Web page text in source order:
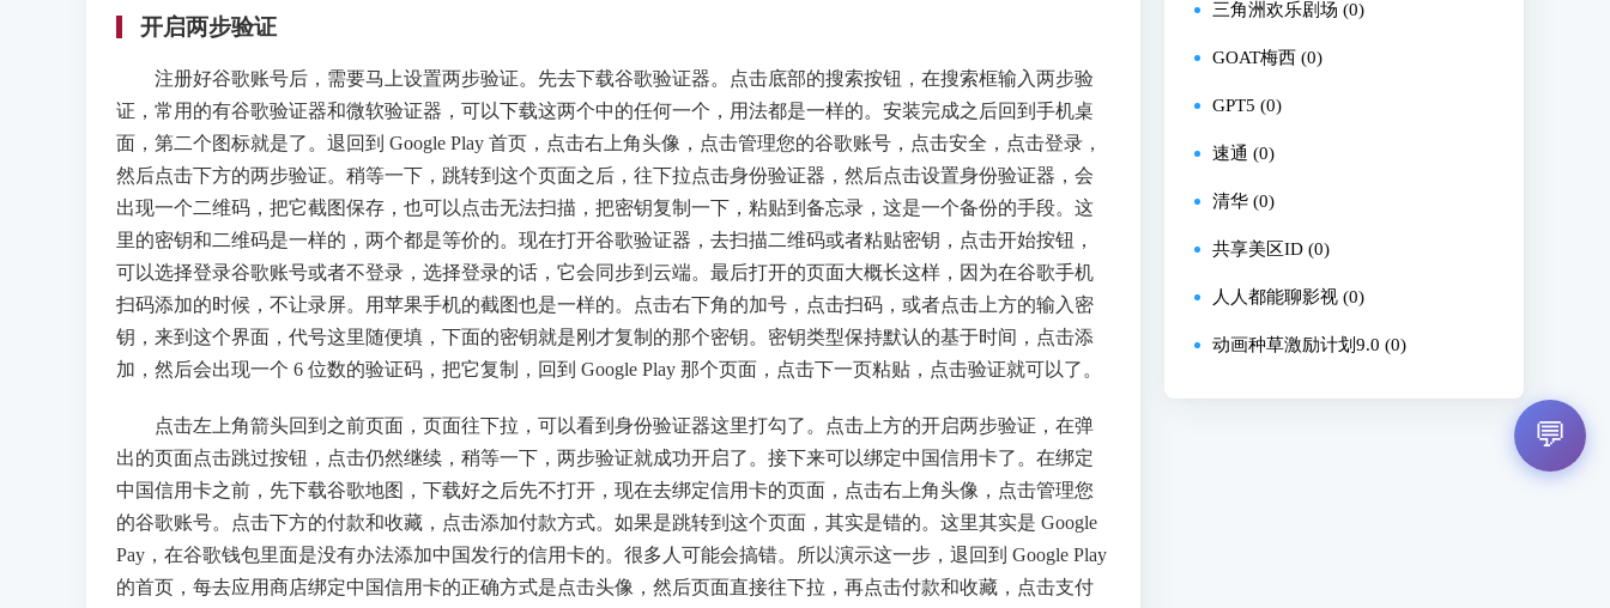
开启两步验证
注册好谷歌账号后，需要马上设置两步验证。先去下载谷歌验证器。点击底部的搜索按钮，在搜索框输入两步验
证，常用的有谷歌验证器和微软验证器，可以下载这两个中的任何一个，用法都是一样的。安装完成之后回到手机桌
面，第二个图标就是了。退回到 Google Play 首页，点击右上角头像，点击管理您的谷歌账号，点击安全，点击登录，
然后点击下方的两步验证。稍等一下，跳转到这个页面之后，往下拉点击身份验证器，然后点击设置身份验证器，会
出现一个二维码，把它截图保存，也可以点击无法扫描，把密钥复制一下，粘贴到备忘录，这是一个备份的手段。这
里的密钥和二维码是一样的，两个都是等价的。现在打开谷歌验证器，去扫描二维码或者粘贴密钥，点击开始按钮，
可以选择登录谷歌账号或者不登录，选择登录的话，它会同步到云端。最后打开的页面大概长这样，因为在谷歌手机
扫码添加的时候，不让录屏。用苹果手机的截图也是一样的。点击右下角的加号，点击扫码，或者点击上方的输入密
钥，来到这个界面，代号这里随便填，下面的密钥就是刚才复制的那个密钥。密钥类型保持默认的基于时间，点击添
加，然后会出现一个 6 位数的验证码，把它复制，回到 Google Play 那个页面，点击下一页粘贴，点击验证就可以了。
点击左上角箭头回到之前页面，页面往下拉，可以看到身份验证器这里打勾了。点击上方的开启两步验证，在弹
出的页面点击跳过按钮，点击仍然继续，稍等一下，两步验证就成功开启了。接下来可以绑定中国信用卡了。在绑定
中国信用卡之前，先下载谷歌地图，下载好之后先不打开，现在去绑定信用卡的页面，点击右上角头像，点击管理您
的谷歌账号。点击下方的付款和收藏，点击添加付款方式。如果是跳转到这个页面，其实是错的。这里其实是 Google
Pay，在谷歌钱包里面是没有办法添加中国发行的信用卡的。很多人可能会搞错。所以演示这一步，退回到 Google Play
的首页，每去应用商店绑定中国信用卡的正确方式是点击头像，然后页面直接往下拉，再点击付款和收藏，点击支付
三角洲欢乐剧场 (0)
GOAT梅西 (0)
GPT5 (0)
速通 (0)
清华 (0)
共享美区ID (0)
人人都能聊影视 (0)
动画种草激励计划9.0 (0)
💬